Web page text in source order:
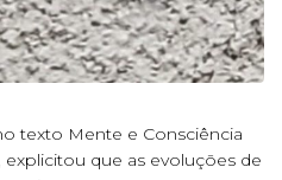
texto Mente e Consciência
que as evoluções de